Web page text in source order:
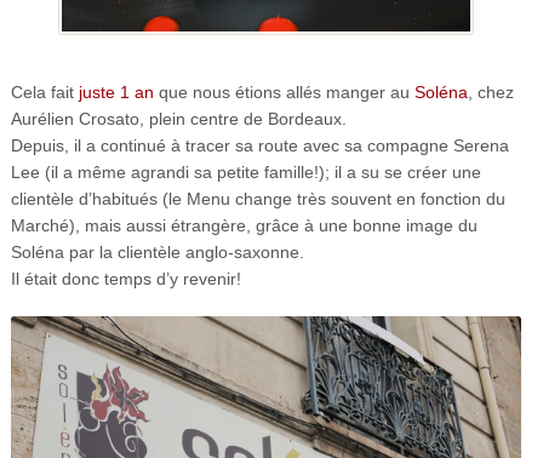
Cela fait juste 1 an que nous étions allés manger au Soléna , chez
Aurélien Crosato, plein centre de Bordeaux.
Depuis, il a continué à tracer sa route avec sa compagne Serena
Lee (il a même agrandi sa petite famille!); il a su se créer une
clientèle d’habitués (le Menu change très souvent en fonction du
Marché), mais aussi étrangère, grâce à une bonne image du
Soléna par la clientèle anglo-saxonne.
Il était donc temps d’y revenir!